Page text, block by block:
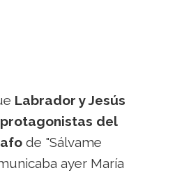
Labrador y Jesús
del
de "Sálvame
ayer María